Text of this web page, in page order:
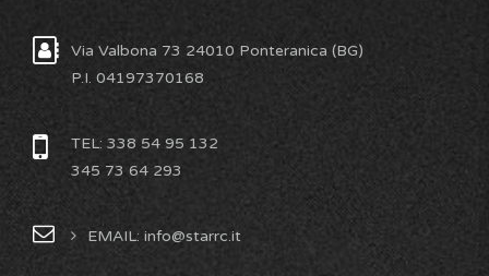
Via Valbona 73 24010 Ponteranica (BG)
P.I. 04197370168
TEL: 338 54 95 132
345 73 64 293
EMAIL: info@starrc.it